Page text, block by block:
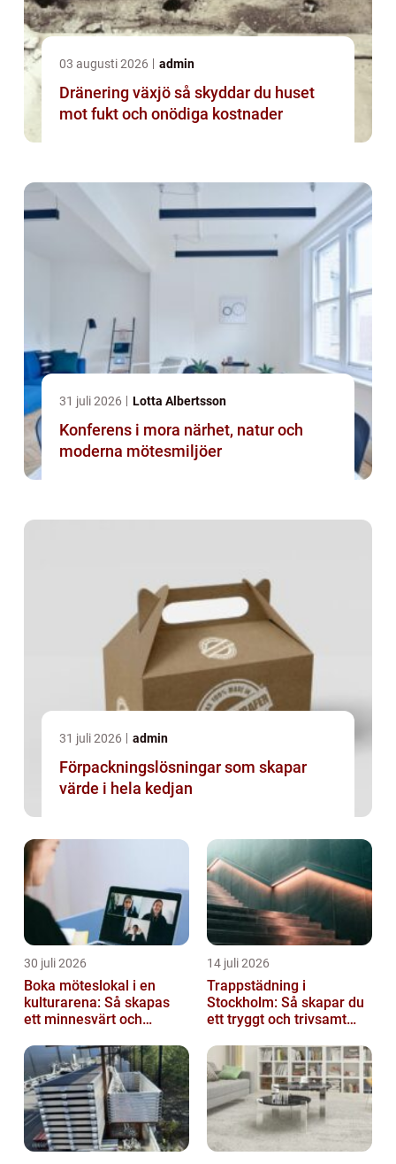
03 augusti 2026 admin
Dränering växjö så skyddar du huset
mot fukt och onödiga kostnader
31 juli 2026 Lotta Albertsson
Konferens i mora närhet, natur och
moderna mötesmiljöer
31 juli 2026 admin
Förpackningslösningar som skapar
värde i hela kedjan
30 juli 2026
Boka möteslokal i en
kulturarena: Så skapas
ett minnesvärt och
14 juli 2026
Trappstädning i
Stockholm: Så skapar du
ett tryggt och trivsamt